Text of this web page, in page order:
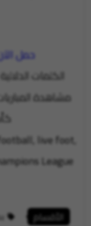
حمل
الكلمات
مشاهدة
live foot,
League
الأقسام